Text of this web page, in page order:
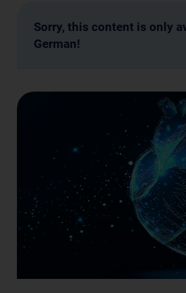
Sorry, this content is only
German!